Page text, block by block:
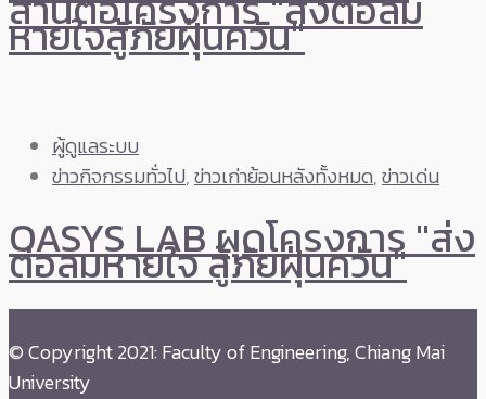
หายใจสู้ภัยฝุ่นควัน"
ผู้ดูแลระบบ
ข่าวกิจกรรมทั่วไป,ข่าวเก่าย้อนหลังทั้งหมด,ข่าวเด่น
OASYS LAB ผุดโครงการ "ส่ง
ต่อลมหายใจ สู้ภัยฝุ่นควัน"
© Copyright 2021: Faculty of Engineering, Chiang Mai
University